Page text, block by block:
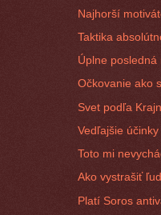
Najhorší
Taktika
Úplne posledná
Očkovanie ako
Svet podľa
Vedľajšie
Toto mi
Ako vystrašiť
Platí Soros